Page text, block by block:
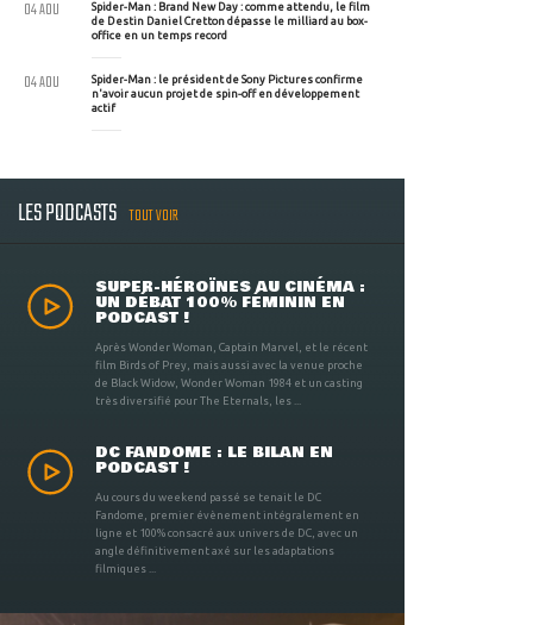
Spider-Man : Brand New Day : comme attendu, le film
de Destin Daniel Cretton dépasse le milliard au box-
office en un temps record
04 AOU
Spider-Man : le président de Sony Pictures confirme
n'avoir aucun projet de spin-off en développement
actif
04 AOU
LES PODCASTS TOUT VOIR
SUPER-HÉROÏNES AU CINÉMA :
UN DÉBAT 100% FÉMININ EN
PODCAST !
Après Wonder Woman, Captain Marvel, et le récent
film Birds of Prey, mais aussi avec la venue proche
de Black Widow, Wonder Woman 1984 et un casting
très diversifié pour The Eternals, les ...
DC FANDOME : LE BILAN EN
PODCAST !
Au cours du weekend passé se tenait le DC
Fandome, premier évènement intégralement en
ligne et 100% consacré aux univers de DC, avec un
angle définitivement axé sur les adaptations
filmiques ...